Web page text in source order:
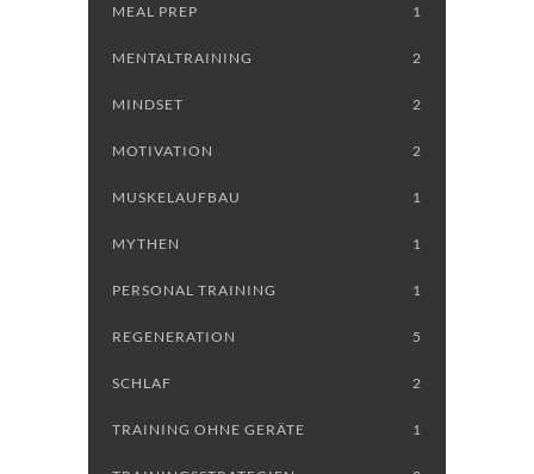
MEAL PREP 1
MENTALTRAINING 2
MINDSET 2
MOTIVATION 2
MUSKELAUFBAU 1
MYTHEN 1
PERSONAL TRAINING 1
REGENERATION 5
SCHLAF 2
TRAINING OHNE GERÄTE 1